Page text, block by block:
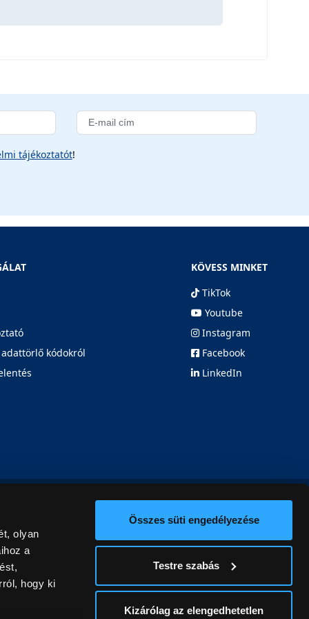
olyan
a
hogy ki
Összes süti engedélyezése
Testre szabás
Kizárólag az elengedhetetlen
tájékoztatót!
kódokról
KÖVESS MINKET
TikTok
Youtube
Instagram
Facebook
LinkedIn